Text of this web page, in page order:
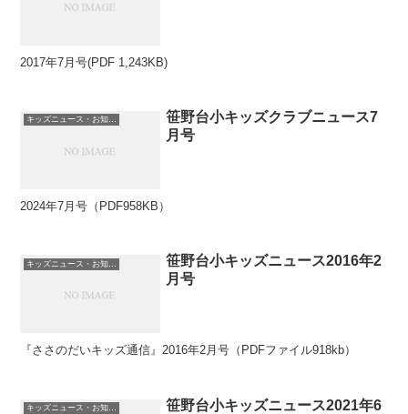
2017年7月号(PDF 1,243KB)
キッズニュース・お知らせ
笹野台小キッズクラブニュース7
月号
2024年7月号（PDF958KB）
笹野台小キッズニュース2016年2
月号
『ささのだいキッズ通信』2016年2月号（PDFファイル918kb）
キッズニュース・お知らせ
笹野台小キッズニュース2021年6